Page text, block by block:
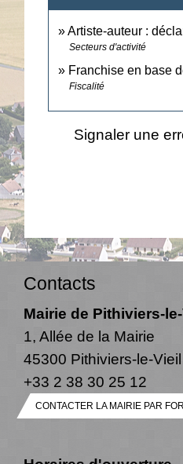
Artiste-auteur :
Secteurs d'activité
Franchise en base
Fiscalité
Signaler une
Contacts
Mairie de Pithiviers-
1, Allée de la Mairie
45300 Pithiviers-le-
+33 2 38 30 25 12
CONTACTER LA MAIRIE PAR